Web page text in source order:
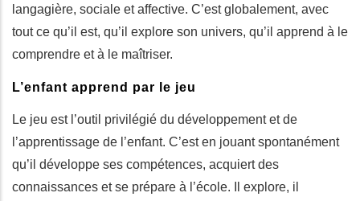
langagière, sociale et affective. C’est globalement, avec
tout ce qu’il est, qu’il explore son univers, qu’il apprend à le
comprendre et à le maîtriser.
L’enfant apprend par le jeu
Le jeu est l’outil privilégié du développement et de
l’apprentissage de l’enfant. C’est en jouant spontanément
qu’il développe ses compétences, acquiert des
connaissances et se prépare à l’école. Il explore, il